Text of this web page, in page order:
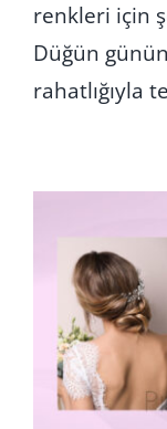
renkleri için
Düğün
rahatlığıyla